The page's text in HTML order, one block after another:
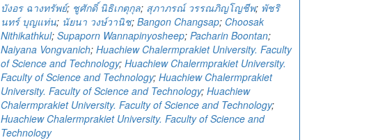
บังอร ฉางทรัพย์; ชูศักดิ์ นิธิเกตุกุล; สุภาภรณ์ วรรณภิญโญชีพ; พัชริ
นทร์ บุญแท่น; นัยนา วงษ์วานิช; Bangon Changsap; Choosak
Nithikathkul; Supaporn Wannapinyosheep; Pacharin Boontan;
Naiyana Vongvanich; Huachiew Chalermprakiet University. Faculty
of Science and Technology; Huachiew Chalermprakiet University.
Faculty of Science and Technology; Huachiew Chalermprakiet
University. Faculty of Science and Technology; Huachiew
Chalermprakiet University. Faculty of Science and Technology;
Huachiew Chalermprakiet University. Faculty of Science and
Technology